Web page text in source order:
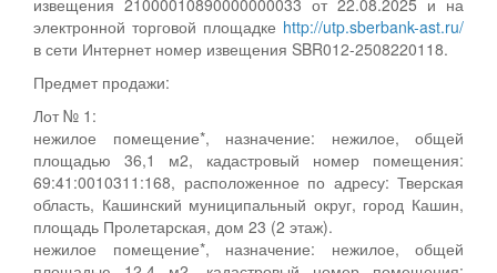
электронной торговой площадке http://utp.sberbank-ast.ru/
в сети Интернет номер извещения SBR012-2508220118.
Предмет продажи:
Лот № 1:
нежилое помещение*, назначение: нежилое, общей
площадью 36,1 м2, кадастровый номер помещения:
69:41:0010311:168, расположенное по адресу: Тверская
область, Кашинский муниципальный округ, город Кашин,
площадь Пролетарская, дом 23 (2 этаж).
нежилое помещение*, назначение: нежилое, общей